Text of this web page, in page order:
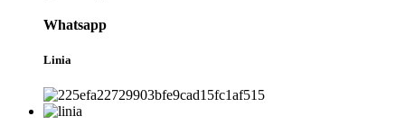
Whatsapp
Linia